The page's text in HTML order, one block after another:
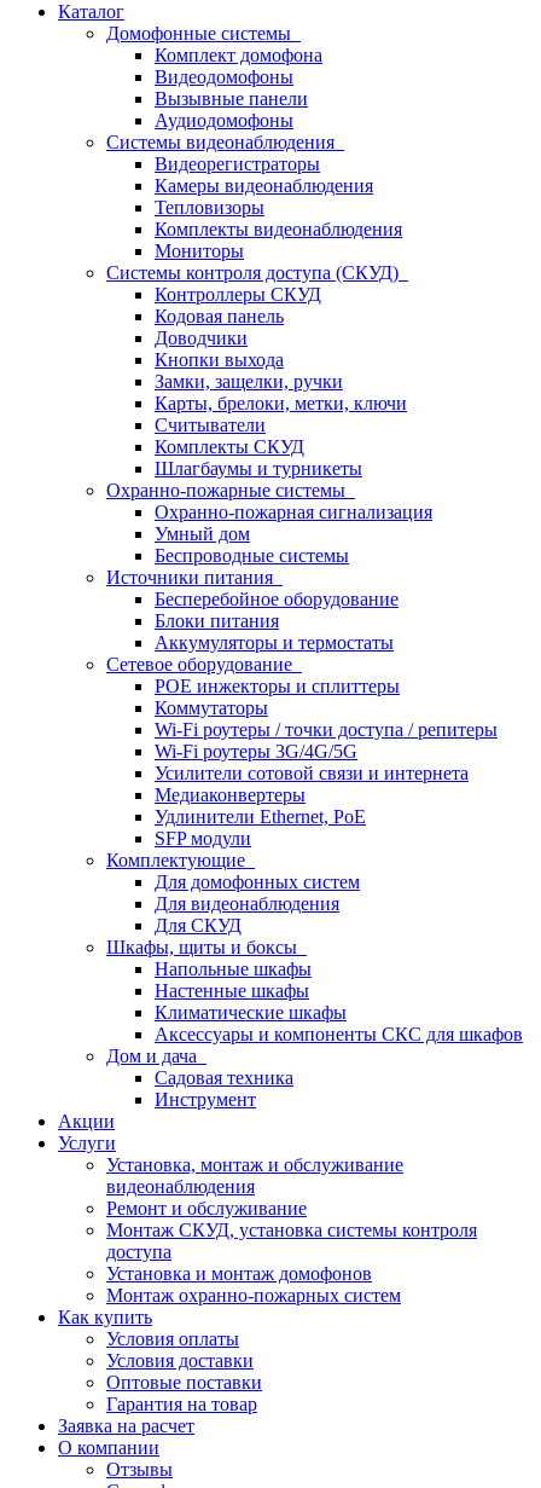
Каталог
Домофонные системы
Комплект домофона
Видеодомофоны
Вызывные панели
Аудиодомофоны
Системы видеонаблюдения
Видеорегистраторы
Камеры видеонаблюдения
Тепловизоры
Комплекты видеонаблюдения
Мониторы
Системы контроля доступа (СКУД)
Контроллеры СКУД
Кодовая панель
Доводчики
Кнопки выхода
Замки, защелки, ручки
Карты, брелоки, метки, ключи
Считыватели
Комплекты СКУД
Шлагбаумы и турникеты
Охранно-пожарные системы
Охранно-пожарная сигнализация
Умный дом
Беспроводные системы
Источники питания
Бесперебойное оборудование
Блоки питания
Аккумуляторы и термостаты
Сетевое оборудование
POE инжекторы и сплиттеры
Коммутаторы
Wi-Fi роутеры / точки доступа / репитеры
Wi-Fi роутеры 3G/4G/5G
Усилители сотовой связи и интернета
Медиаконвертеры
Удлинители Ethernet, PoE
SFP модули
Комплектующие
Для домофонных систем
Для видеонаблюдения
Для СКУД
Шкафы, щиты и боксы
Напольные шкафы
Настенные шкафы
Климатические шкафы
Аксессуары и компоненты СКС для шкафов
Дом и дача
Садовая техника
Инструмент
Акции
Услуги
Установка, монтаж и обслуживание
видеонаблюдения
Ремонт и обслуживание
Монтаж СКУД, установка системы контроля
доступа
Установка и монтаж домофонов
Монтаж охранно-пожарных систем
Как купить
Условия оплаты
Условия доставки
Оптовые поставки
Гарантия на товар
Заявка на расчет
О компании
Отзывы